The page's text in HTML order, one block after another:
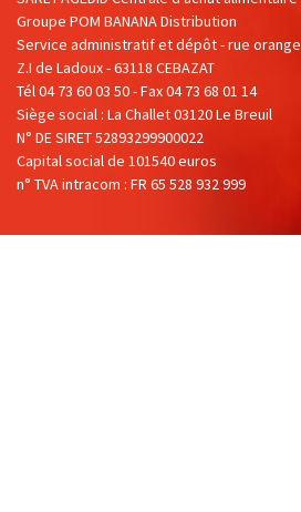
Groupe POM BANANA Distribution
Service administratif et dépôt - rue orange
Z.I de Ladoux - 63118 CEBAZAT
Tél 04 73 60 03 50 - Fax 04 73 68 01 14
Siège social : La Challet 03120 Le Breuil
N° DE SIRET 52893299900022
Capital social de 101540 euros
n° TVA intracom : FR 65 528 932 999